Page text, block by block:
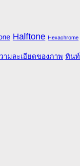
Halftone Hexachrome
ามละเอียดของภาพ ทินท์